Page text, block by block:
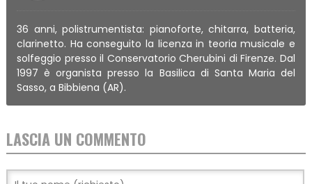
36 anni, polistrumentista: pianoforte, chitarra, batteria,
clarinetto. Ha conseguito la licenza in teoria musicale e
solfeggio presso il Conservatorio Cherubini di Firenze. Dal
1997 è organista presso la Basilica di Santa Maria del
Sasso, a Bibbiena (AR).
LASCIA UN COMMENTO